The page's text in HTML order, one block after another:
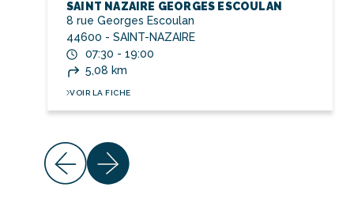
SAINT NAZAIRE GEORGES ESCOULAN
8 rue Georges Escoulan
44600 - SAINT-NAZAIRE
07:30 - 19:00
5,08 km
VOIR LA FICHE